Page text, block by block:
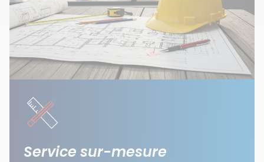
Service sur-mesure